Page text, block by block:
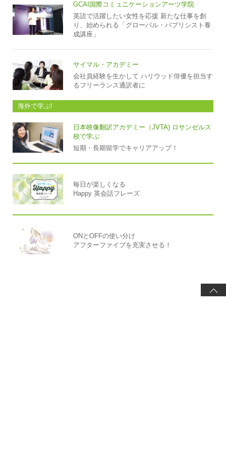
GCAI国際コミュニケーションアーツ学院
英語で活躍したい女性を応援 新たな仕事を創
り、始められる「グローバル・パブリシスト養
成講座」
サイマル・アカデミー
会社員経験を生かして ハリウッド俳優を担当す
るフリーランス通訳者に
海外で学ぶ!
日本映像翻訳アカデミー（JVTA) ロサンゼルス
校で学ぶ
短期・長期留学でキャリアアップ！
毎日が楽しくなる
Happy 英会話フレーズ
ONとOFFの使い分け
アフターファイブを充実させる！